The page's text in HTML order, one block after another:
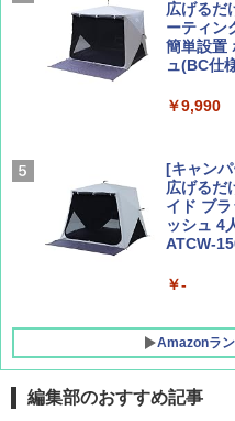
AIRLINE
集】ボー
￥1,760
A09 地球
球の歩き
￥2,479
広げるだ
ーティン
簡単設置
ュ(BC仕
￥9,990
[キャン
広げるだ
イド ブ
ッシュ 4
ATCW-
￥-
Amazonラ
編集部のおすすめ記事